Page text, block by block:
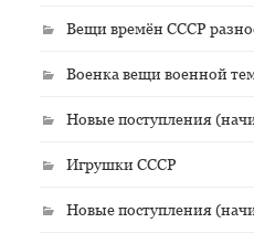
Вещи времён СССР
Военка вещи военной
Новые поступления
Игрушки СССР
Новые поступления